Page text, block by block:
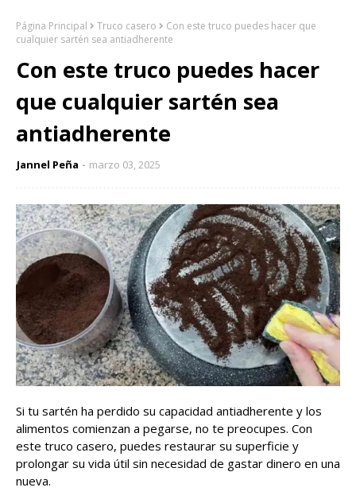
Página Principal Truco casero
Con este truco puedes hacer que
cualquier sartén sea antiadherente
Con este truco puedes hacer
que cualquier sartén sea
antiadherente
Jannel Peña marzo 03, 2025
Si tu sartén ha perdido su capacidad antiadherente y los
alimentos comienzan a pegarse, no te preocupes. Con
este truco casero, puedes restaurar su superficie y
prolongar su vida útil sin necesidad de gastar dinero en una
nueva.